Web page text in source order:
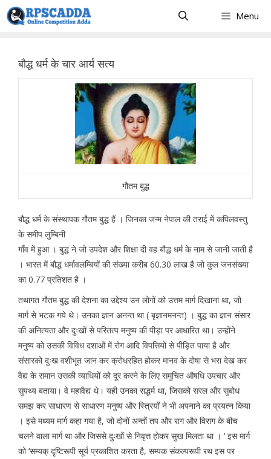
Skip
to
Menu
बौद्ध धर्म के चार आर्य सत्य
गौतम बुद्ध
बौद्ध धर्म के संस्थापक गौतम बुद्ध हैं । जिनका जन्म नेपाल की तराई में कपिलवस्तु
के समीप लुम्बिनी
गाँव में हुआ । बुद्ध ने जो उपदेश और शिक्षा दी वह बौद्ध धर्म के नाम से जानी जाती है
। भारत में बौद्ध धर्मावलम्बियों की संख्या करीब 60.30 लाख है जो कुल जनसंख्या
का 0.77 प्रतिशत है ।
तथागत गौतम बुद्ध की देशना का उद्देश्य उन लोगों को उत्तम मार्ग दिखाना था, जो
मार्ग से भटक गये थे। उनका ज्ञान अनन्त था ( बृज्ञानमनन्त) । बुद्ध का ज्ञान संसार
की अनित्यता और दुःखों से परितत्प मनुष्य की पीड़ा पर आधारित था। उन्होंने
मनुष्य को उसकी विविध दशाओं में रोग आदि विपत्तियों से पीड़ित पाया है और
संसारको दुःख वशीभूत जान कर क्रोधरहित होकर मानव के दोषा से भरा देख कर
वैद्य के समान उसकी व्याधियों को दूर करने के लिए समुचित औषधि उपचार और
सुपथ्य बताया। वे महावैद्य थे। यही उनका सद्धर्म था, जिसको सरल और सुबोध
समझ कर साधारण से साधारण मनुष्य और स्त्रियों ने भी अपनाने का प्रयत्न किया
। इसे मध्यम मार्ग कहा गया है, जो दोनों अन्तों तप और राग और विराग के बीच
चलने वाला मार्ग था और जिससे दुःखों से निवृत्त होकर सुख मिलता था । ‘ इस मार्ग
को ‘सम्यक् दृष्टिरूपी सूर्य प्रकाशित करता है, सम्पक संकल्परूपी रथ इस पर